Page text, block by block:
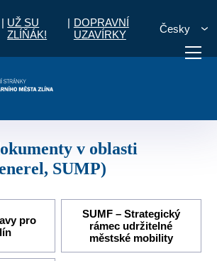
| UŽ SU
ZLÍŇÁK!
| DOPRAVNÍ
UZAVÍRKY
Česky
Potřebuji zaplatit
SUMP)
pro
SUMF – Strategický
rámec udržitelné
městské mobility